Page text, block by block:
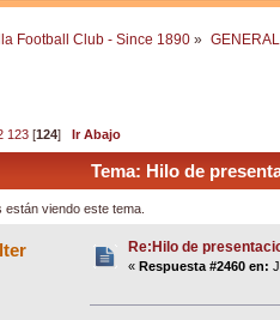
Football Club - Since 1890 » GENERAL
123 [124]Ir Abajo
Tema: Hilo de
viendo este tema.
Re:Hilo de
«Respuesta #2460 en: